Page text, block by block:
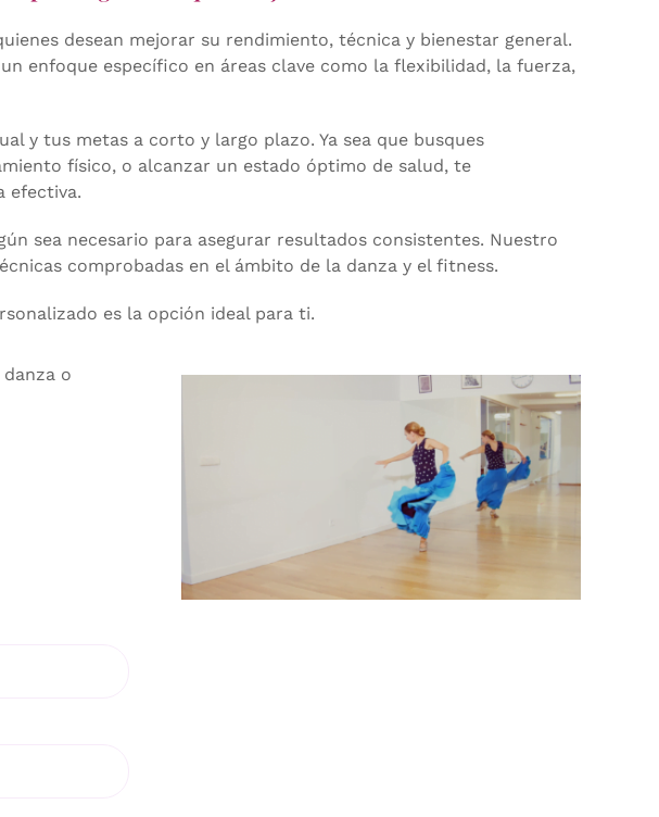
desean mejorar su rendimiento, técnica y bienestar general.
enfoque específico en áreas clave como la flexibilidad, la fuerza,
y tus metas a corto y largo plazo. Ya sea que busques
físico, o alcanzar un estado óptimo de salud, te
efectiva.
sea necesario para asegurar resultados consistentes. Nuestro
comprobadas en el ámbito de la danza y el fitness.
es la opción ideal para ti.
o